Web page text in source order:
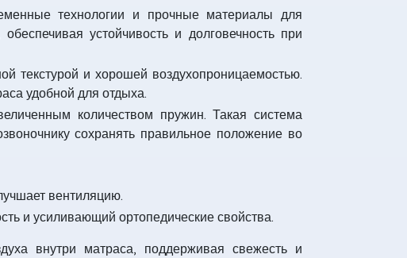
технологии и прочные материалы для
обеспечивая устойчивость и долговечность при
текстурой и хорошей воздухопроницаемостью.
удобной для отдыха.
количеством пружин. Такая система
сохранять правильное положение во
вентиляцию.
и усиливающий ортопедические свойства.
внутри матраса, поддерживая свежесть и